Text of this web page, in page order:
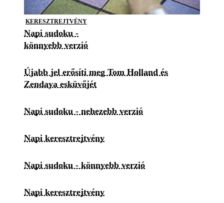
KERESZTREJTVÉNY
Napi sudoku -
könnyebb verzió
Újabb jel erősíti meg Tom Holland és
Zendaya esküvőjét
Napi sudoku - nehezebb verzió
Napi keresztrejtvény
Napi sudoku - könnyebb verzió
Napi keresztrejtvény